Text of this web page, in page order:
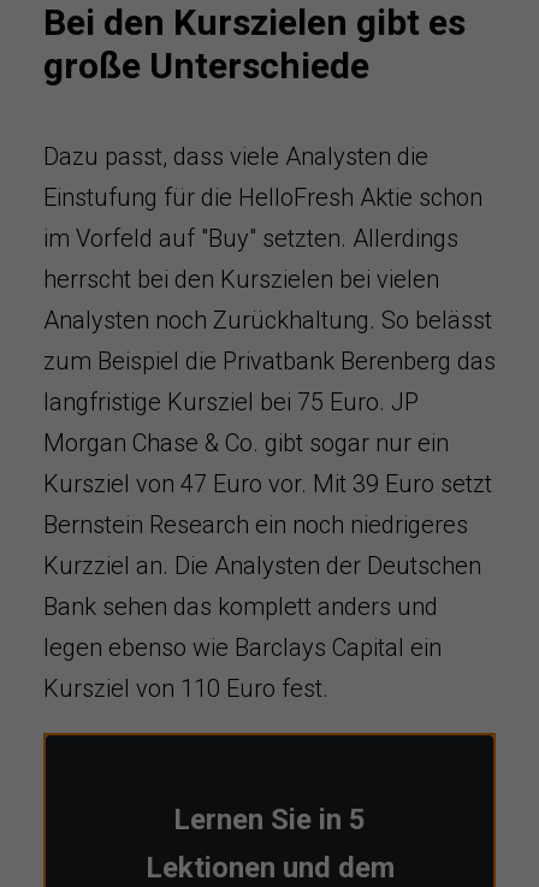
Bei den Kurszielen gibt es
große Unterschiede
Dazu passt, dass viele Analysten die
Einstufung für die HelloFresh Aktie schon
im Vorfeld auf "Buy" setzten. Allerdings
herrscht bei den Kurszielen bei vielen
Analysten noch Zurückhaltung. So belässt
zum Beispiel die Privatbank Berenberg das
langfristige Kursziel bei 75 Euro. JP
Morgan Chase & Co. gibt sogar nur ein
Kursziel von 47 Euro vor. Mit 39 Euro setzt
Bernstein Research ein noch niedrigeres
Kurzziel an. Die Analysten der Deutschen
Bank sehen das komplett anders und
legen ebenso wie Barclays Capital ein
Kursziel von 110 Euro fest.
Lernen Sie in 5
Lektionen und dem